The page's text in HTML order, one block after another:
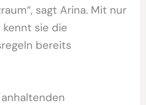
sagt Arina. Mit nur
sie die
bereits